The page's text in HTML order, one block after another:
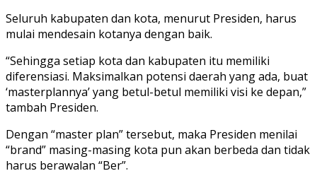
Seluruh kabupaten dan kota, menurut Presiden, harus
mulai mendesain kotanya dengan baik.
“Sehingga setiap kota dan kabupaten itu memiliki
diferensiasi. Maksimalkan potensi daerah yang ada, buat
‘masterplannya’ yang betul-betul memiliki visi ke depan,”
tambah Presiden.
Dengan “master plan” tersebut, maka Presiden menilai
“brand” masing-masing kota pun akan berbeda dan tidak
harus berawalan “Ber”.